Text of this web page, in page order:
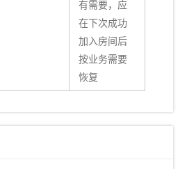
有需要，应
在下次成功
加入房间后
按业务需要
恢复